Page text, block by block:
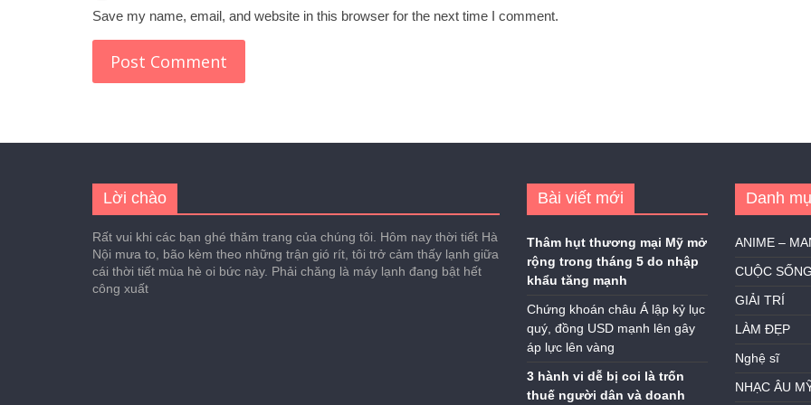
Save my name, email, and website in this browser for the next time I comment.
Lời chào
Rất vui khi các bạn ghé thăm trang của chúng tôi. Hôm nay thời tiết Hà
Nội mưa to, bão kèm theo những trận gió rít, tôi trở cảm thấy lạnh giữa
cái thời tiết mùa hè oi bức này. Phải chăng là máy lạnh đang bật hết
công xuất
Bài viết mới
Thâm hụt thương mại Mỹ mở
rộng trong tháng 5 do nhập
khẩu tăng mạnh
Chứng khoán châu Á lập kỷ lục
quý, đồng USD mạnh lên gây
áp lực lên vàng
3 hành vi dễ bị coi là trốn
thuế người dân và doanh
Danh
ANIME –
CUỘC SỐNG
GIẢI TRÍ
LÀM ĐẸP
Nghệ sĩ
NHẠC ÂU